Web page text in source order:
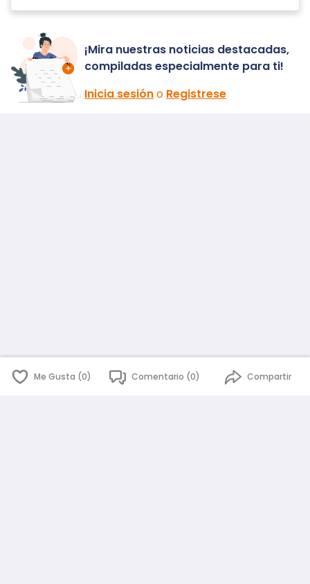
¡Mira nuestras noticias destacadas,
compiladas especialmente para ti!
Inicia sesióno Registrese
Me Gusta (0) Comentario (0) Compartir